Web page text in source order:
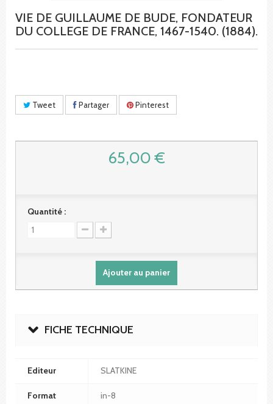
VIE DE GUILLAUME DE BUDE, FONDATEUR
DU COLLEGE DE FRANCE, 1467-1540. (1884).
Tweet Partager Pinterest
65,00 €
Quantité :
Ajouter au panier
FICHE TECHNIQUE
Editeur SLATKINE
Format in-8